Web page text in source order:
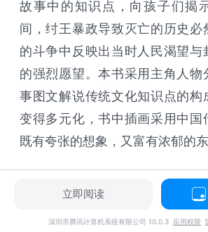
故事中的知识点，向孩子们揭
间，纣王暴政导致灭亡的历史必
的斗争中反映出当时人民渴望与
的强烈愿望。本书采用主角人物
事图文解说传统文化知识点的构
变得多元化，书中插画采用中国
既有夸张的想象，又富有浓郁的东
立即阅读
深圳市腾讯计算机系统有限公司 10.0.3 应用权限